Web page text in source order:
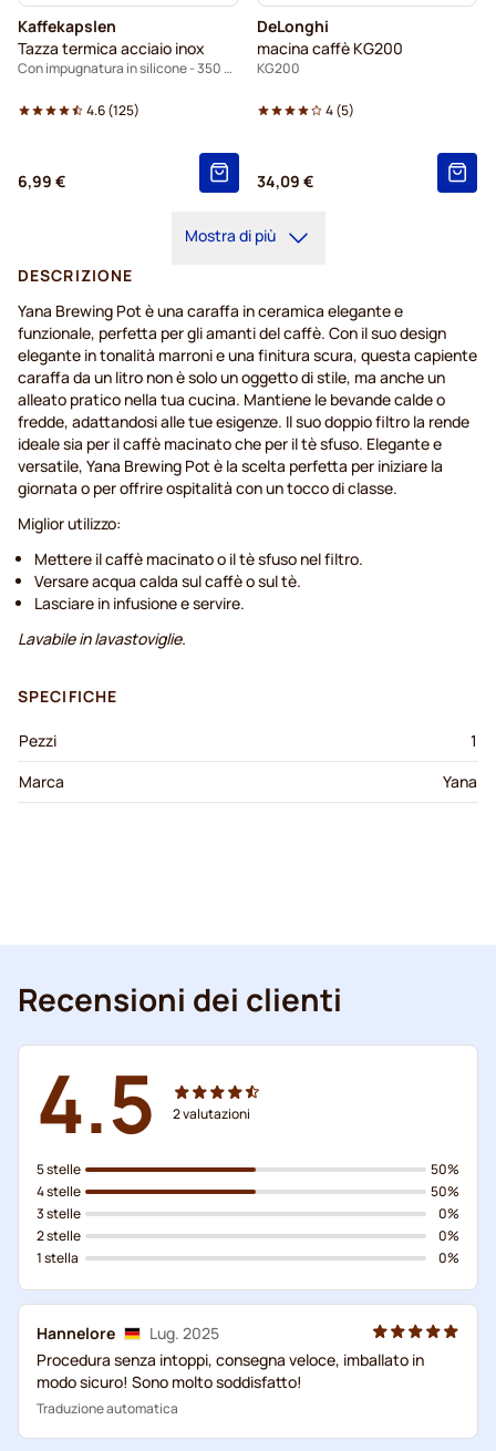
Kaffekapslen
Tazza termica acciaio inox
Con impugnatura in silicone - 350 ml.
4.6(125)
6,99 €
DeLonghi
macina caffè KG200
KG200
4(5)
34,09 €
Mostra di più
DESCRIZIONE
Yana Brewing Pot è una caraffa in ceramica elegante e
funzionale, perfetta per gli amanti del caffè. Con il suo design
elegante in tonalità marroni e una finitura scura, questa capiente
caraffa da un litro non è solo un oggetto di stile, ma anche un
alleato pratico nella tua cucina. Mantiene le bevande calde o
fredde, adattandosi alle tue esigenze. Il suo doppio filtro la rende
ideale sia per il caffè macinato che per il tè sfuso. Elegante e
versatile, Yana Brewing Pot è la scelta perfetta per iniziare la
giornata o per offrire ospitalità con un tocco di classe.
Miglior utilizzo:
Mettere il caffè macinato o il tè sfuso nel filtro.
Versare acqua calda sul caffè o sul tè.
Lasciare in infusione e servire.
Lavabile in lavastoviglie.
SPECIFICHE
Pezzi
1
Marca
Yana
Recensioni dei clienti
4.5 2valutazioni
5 stelle
4 stelle
3 stelle
2 stelle
1 stella
50%
50%
0%
0%
0%
Hannelore
Lug. 2025
Procedura senza intoppi, consegna veloce, imballato in
modo sicuro! Sono molto soddisfatto!
Traduzione automatica